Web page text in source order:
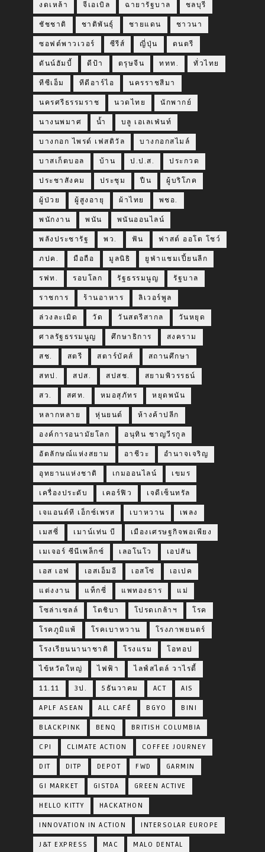
งดเหล้า จีเอเบิล ฉายารัฐบาล ชลบุรี
ชัชชาติ ชาติพันธุ์ ชายแดน ชาวนา
ซอฟต์พาวเวอร์ ซีรีส์ ญี่ปุ่น ดนตรี
ดันน์ฮัมบี้ ดีป้า ตรุษจีน ททท. ทั่วไทย
ทีซีเอ็ม ทีดีอาร์ไอ นครราชสีมา
นครศรีธรรมราช นวดไทย นักพากย์
นางนพมาศ น้ำ บลู เอเลเฟ่นท์
บางกอก ไพรด์ เฟสติวัล บางกอกสไมล์
บาสเก็ตบอล บ้าน ป.ป.ส. ประกวด
ประชาสังคม ประชุม ปืน ผู้บริโภค
ผู้ป่วย ผู้สูงอายุ ผ้าไทย พชอ.
พนักงาน พนัน พนันออนไลน์
พลังประชารัฐ พว. ฟัน ฟาสต์ ออโต โชว์
ภปค. มือถือ มูลนิธิ ยูฟ่าแชมเปี้ยนลีก
รฟท. รอบโลก รัฐธรรมนูญ รัฐบาล
ราชการ ร้านอาหาร ลิเวอร์พูล
ล่วงละเมิด วัด วันสตรีสากล วันหยุด
ศาลรัฐธรรมนูญ ศึกษาธิการ สงคราม
สช. สตรี สตาร์บัคส์ สถานศึกษา
สทป. สปส. สปสช. สยามพิวรรธน์
สว. สศท. หมอสุภัทร หยุดพนัน
หลากหลาย หุ่นยนต์ ห้างค้าปลีก
องค์การอนามัยโลก อนุทิน ชาญวีรกูล
อัตลักษณ์แห่งสยาม อาชีวะ อำนาจเจริญ
อุทยานแห่งชาติ เกมออนไลน์ เขมร
เครื่องประดับ เคอร์ฟิว เจดีเซ็นทรัล
เจแอนด์ที เอ็กซ์เพรส เบาหวาน เพลง
เมสซี่ เมาน์เท่น บี เมืองเศรษฐกิจพอเพียง
เมเจอร์ ซีนีเพล็กซ์ เลอโนโว เอปสัน
เอส เอฟ เอสเอ็มอี เอสโซ่ เอเปค
แต่งงาน แท็กซี่ แพทองธาร แม่
โซล่าเซลล์ โตชิบา โปรดเกล้าฯ โรค
โรคภูมิแพ้ โรคเบาหวาน โรงภาพยนตร์
โรงเรียนนานาชาติ โรงแรม โอทอป
ไข้หวัดใหญ่ ไฟฟ้า ไลฟ์สไตล์ วาไรตี้
11.11 3ป. 5ธันวาคม ACT AIS
APLF ASEAN ALL CAFÉ BGYO BINI
BLACKPINK BENQ BRITISH COLUMBIA
CPI CLIMATE ACTION COFFEE JOURNEY
DIT DITP DEPOT FWD GARMIN
GI MARKET GISTDA GREEN ACTIVE
HELLO KITTY HACKATHON
INNOVATION IN ACTION INTERSOLAR EUROPE
J&T EXPRESS MAC MALO DENTAL